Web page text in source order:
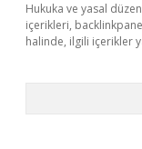
Hukuka ve yasal
içerikleri,
halinde, ilgili içerikler